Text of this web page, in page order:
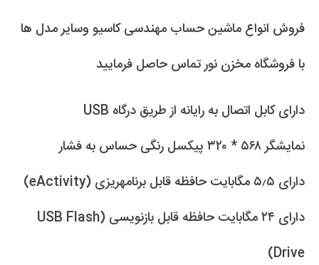
فروش انواع ماشین حساب مهندسی کاسیو وسایر مدل ها
با فروشگاه مخزن نور تماس حاصل فرمایید
دارای کابل اتصال به رایانه از طریق درگاه USB
نمایشگر ۵۶۸ * ۳۲۰ پیکسل رنگی حساس به فشار
دارای ۵٫۵ مگابایت حافظه قابل برنامه‏ریزی (eActivity)
دارای ۲۴ مگابایت حافظه قابل بازنویسی (USB Flash
Drive)